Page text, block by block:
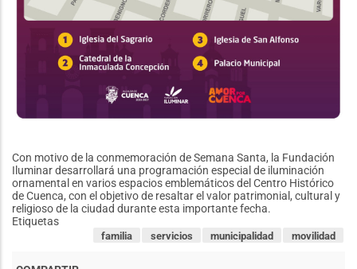
Con motivo de la conmemoración de Semana Santa, la Fundación
Iluminar desarrollará una programación especial de iluminación
ornamental en varios espacios emblemáticos del Centro Histórico
de Cuenca, con el objetivo de resaltar el valor patrimonial, cultural y
religioso de la ciudad durante esta importante fecha.
Etiquetas
movilidad
municipalidad
servicios
familia